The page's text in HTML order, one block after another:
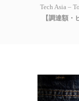
Tech Asia –
【調達額